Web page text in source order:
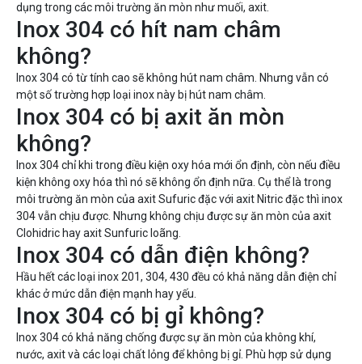
dụng trong các môi trường ăn mòn như muối, axit.
Inox 304 có hít nam châm
không?
Inox 304 có từ tính cao sẽ không hút nam châm. Nhưng vẫn có
một số trường hợp loại inox này bị hút nam châm.
Inox 304 có bị axit ăn mòn
không?
Inox 304 chỉ khi trong điều kiện oxy hóa mới ổn định, còn nếu điều
kiện không oxy hóa thì nó sẽ không ổn định nữa. Cụ thể là trong
môi trường ăn mòn của axit Sufuric đặc với axit Nitric đặc thì inox
304 vẫn chịu được. Nhưng không chịu được sự ăn mòn của axit
Clohidric hay axit Sunfuric loãng.
Inox 304 có dẫn điện không?
Hầu hết các loại inox 201, 304, 430 đều có khả năng dẫn điện chỉ
khác ở mức dẫn điện mạnh hay yếu.
Inox 304 có bị gỉ không?
Inox 304 có khả năng chống được sự ăn mòn của không khí,
nước, axit và các loại chất lỏng để không bị gỉ. Phù hợp sử dụng